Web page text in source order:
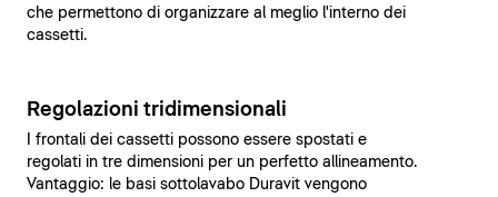
che permettono di organizzare al meglio l'interno dei
cassetti.
Regolazioni tridimensionali
I frontali dei cassetti possono essere spostati e
regolati in tre dimensioni per un perfetto allineamento.
Vantaggio: le basi sottolavabo Duravit vengono